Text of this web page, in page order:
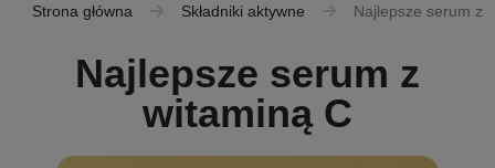
Strona główna Składniki aktywne Najlepsze serum z
Najlepsze serum z
witaminą C